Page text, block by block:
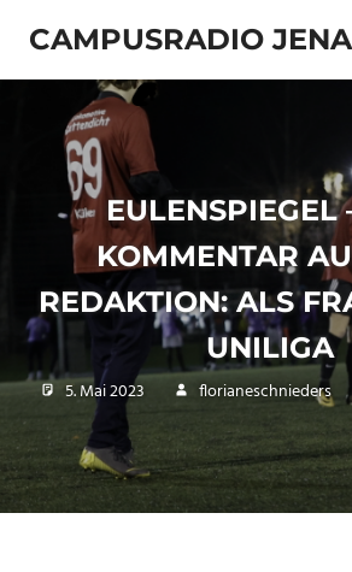
Inhalt
springen
CAMPUSRADIO JENA
103.4
EULENSPIEGEL
KOMMENTAR
REDAKTION: ALS
UNILIGA
5. Mai 2023 florianeschnieders